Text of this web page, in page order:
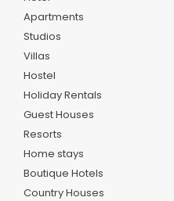
Apartments
Studios
Villas
Hostel
Holiday Rentals
Guest Houses
Resorts
Home stays
Boutique Hotels
Country Houses